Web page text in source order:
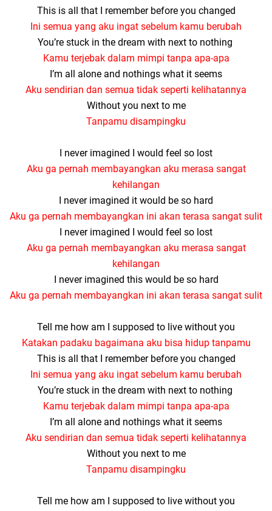
This is all that I remember before you changed
Ini semua yang aku ingat sebelum kamu berubah
You’re stuck in the dream with next to nothing
Kamu terjebak dalam mimpi tanpa apa-apa
I’m all alone and nothings what it seems
Aku sendirian dan semua tidak seperti kelihatannya
Without you next to me
Tanpamu disampingku
I never imagined I would feel so lost
Aku ga pernah membayangkan aku merasa sangat
kehilangan
I never imagined it would be so hard
Aku ga pernah membayangkan ini akan terasa sangat sulit
I never imagined I would feel so lost
Aku ga pernah membayangkan aku merasa sangat
kehilangan
I never imagined this would be so hard
Aku ga pernah membayangkan ini akan terasa sangat sulit
Tell me how am I supposed to live without you
Katakan padaku bagaimana aku bisa hidup tanpamu
This is all that I remember before you changed
Ini semua yang aku ingat sebelum kamu berubah
You’re stuck in the dream with next to nothing
Kamu terjebak dalam mimpi tanpa apa-apa
I’m all alone and nothings what it seems
Aku sendirian dan semua tidak seperti kelihatannya
Without you next to me
Tanpamu disampingku
Tell me how am I supposed to live without you